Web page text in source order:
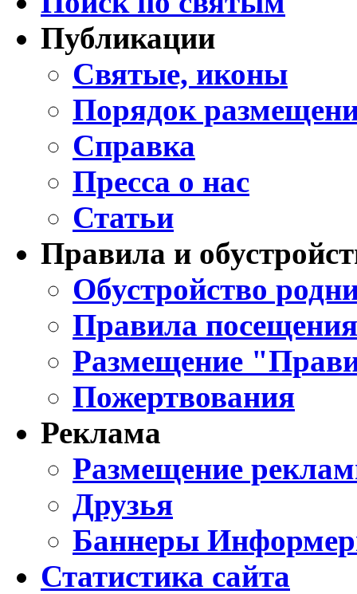
Публикации
Святые, иконы
Порядок
Справка
Пресса о нас
Статьи
Правила и
Обустройство
Правила
Размещение
Пожертвования
Реклама
Размещение
Друзья
Баннеры
Статистика сайта